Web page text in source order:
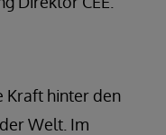
Kraft hinter den
Welt. Im